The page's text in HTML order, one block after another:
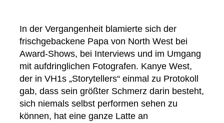
In der Vergangenheit blamierte sich der
frischgebackene Papa von North West bei
Award-Shows, bei Interviews und im Umgang
mit aufdringlichen Fotografen. Kanye West,
der in VH1s „Storytellers“ einmal zu Protokoll
gab, dass sein größter Schmerz darin besteht,
sich niemals selbst performen sehen zu
können, hat eine ganze Latte an